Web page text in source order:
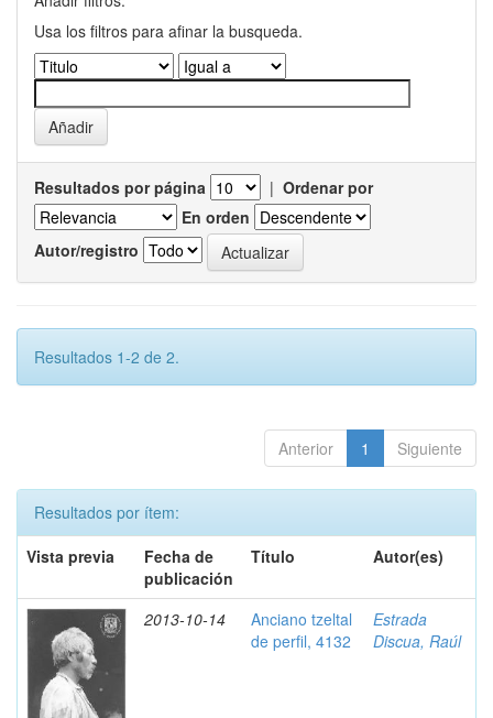
Usa los filtros para afinar la busqueda.
Resultados por página | Ordenar por
En orden
Autor/registro
Resultados 1-2 de 2.
Anterior 1 Siguiente
Resultados por ítem:
Vista previa
Fecha de
publicación
Título Autor(es)
2013-10-14
Anciano tzeltal
de perfil, 4132
Estrada
Discua, Raúl